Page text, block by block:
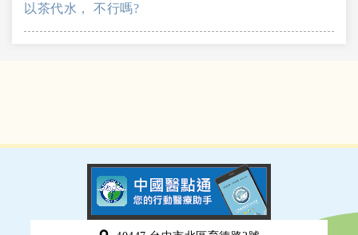
以茶代水， 不行嗎?